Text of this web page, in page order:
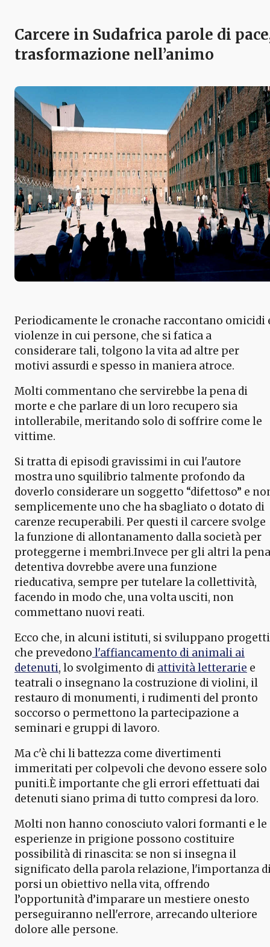
Carcere in Sudafrica parole di
trasformazione nell’animo
Periodicamente le cronache raccontano omicidi
violenze in cui persone, che si fatica a
considerare tali, tolgono la vita ad altre per
motivi assurdi e spesso in maniera atroce.
Molti commentano che servirebbe la pena di
morte e che parlare di un loro recupero sia
intollerabile, meritando solo di soffrire come le
vittime.
Si tratta di episodi gravissimi in cui l'autore
mostra uno squilibrio talmente profondo da
doverlo considerare un soggetto “difettoso” e
semplicemente uno che ha sbagliato o dotato di
carenze recuperabili. Per questi il carcere svolge
la funzione di allontanamento dalla società per
proteggerne i membri.Invece per gli altri la pena
detentiva dovrebbe avere una funzione
rieducativa, sempre per tutelare la collettività,
facendo in modo che, una volta usciti, non
commettano nuovi reati.
Ecco che, in alcuni istituti, si sviluppano progetti
che prevedono l'affiancamento di animali ai
detenuti, lo svolgimento di attività letterarie e
teatrali o insegnano la costruzione di violini, il
restauro di monumenti, i rudimenti del pronto
soccorso o permettono la partecipazione a
seminari e gruppi di lavoro.
Ma c'è chi li battezza come divertimenti
immeritati per colpevoli che devono essere solo
puniti.È importante che gli errori effettuati dai
detenuti siano prima di tutto compresi da loro.
Molti non hanno conosciuto valori formanti e le
esperienze in prigione possono costituire
possibilità di rinascita: se non si insegna il
significato della parola relazione, l'importanza
porsi un obiettivo nella vita, offrendo
l’opportunità d’imparare un mestiere onesto
perseguiranno nell'errore, arrecando ulteriore
dolore alle persone.